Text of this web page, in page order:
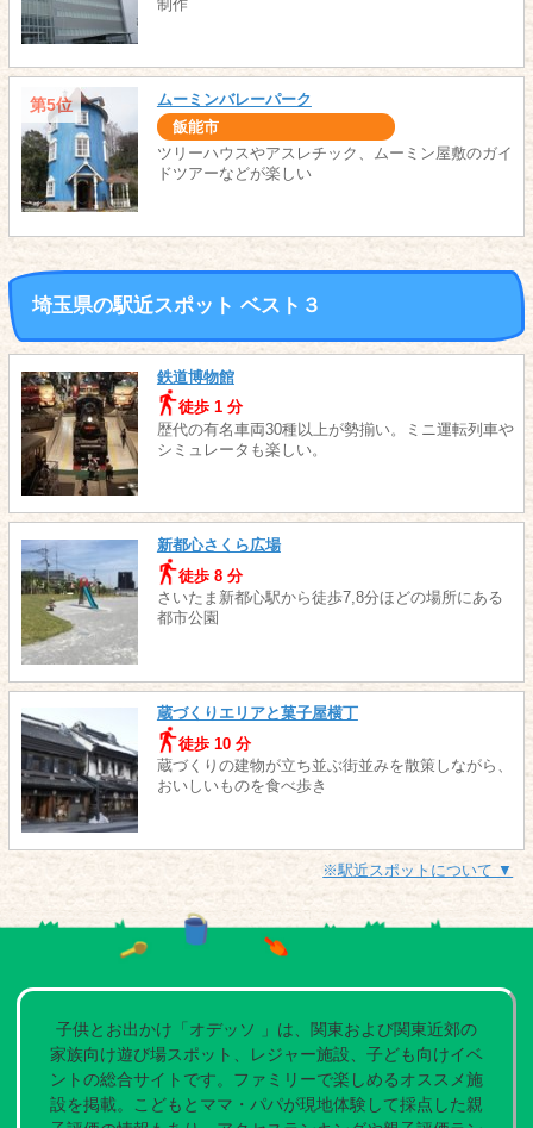
制作
第5位 ムーミンバレーパーク
飯能市
ツリーハウスやアスレチック、ムーミン屋敷のガイ
ドツアーなどが楽しい
埼玉県の駅近スポット ベスト３
鉄道博物館
徒歩 1 分
歴代の有名車両30種以上が勢揃い。ミニ運転列車や
シミュレータも楽しい。
新都心さくら広場
徒歩 8 分
さいたま新都心駅から徒歩7,8分ほどの場所にある
都市公園
蔵づくりエリアと菓子屋横丁
徒歩 10 分
蔵づくりの建物が立ち並ぶ街並みを散策しながら、
おいしいものを食べ歩き
※駅近スポットについて ▼
子供とお出かけ「オデッソ 」は、関東および関東近郊の
家族向け遊び場スポット、レジャー施設、子ども向けイベ
ントの総合サイトです。ファミリーで楽しめるオススメ施
設を掲載。こどもとママ・パパが現地体験して採点した親